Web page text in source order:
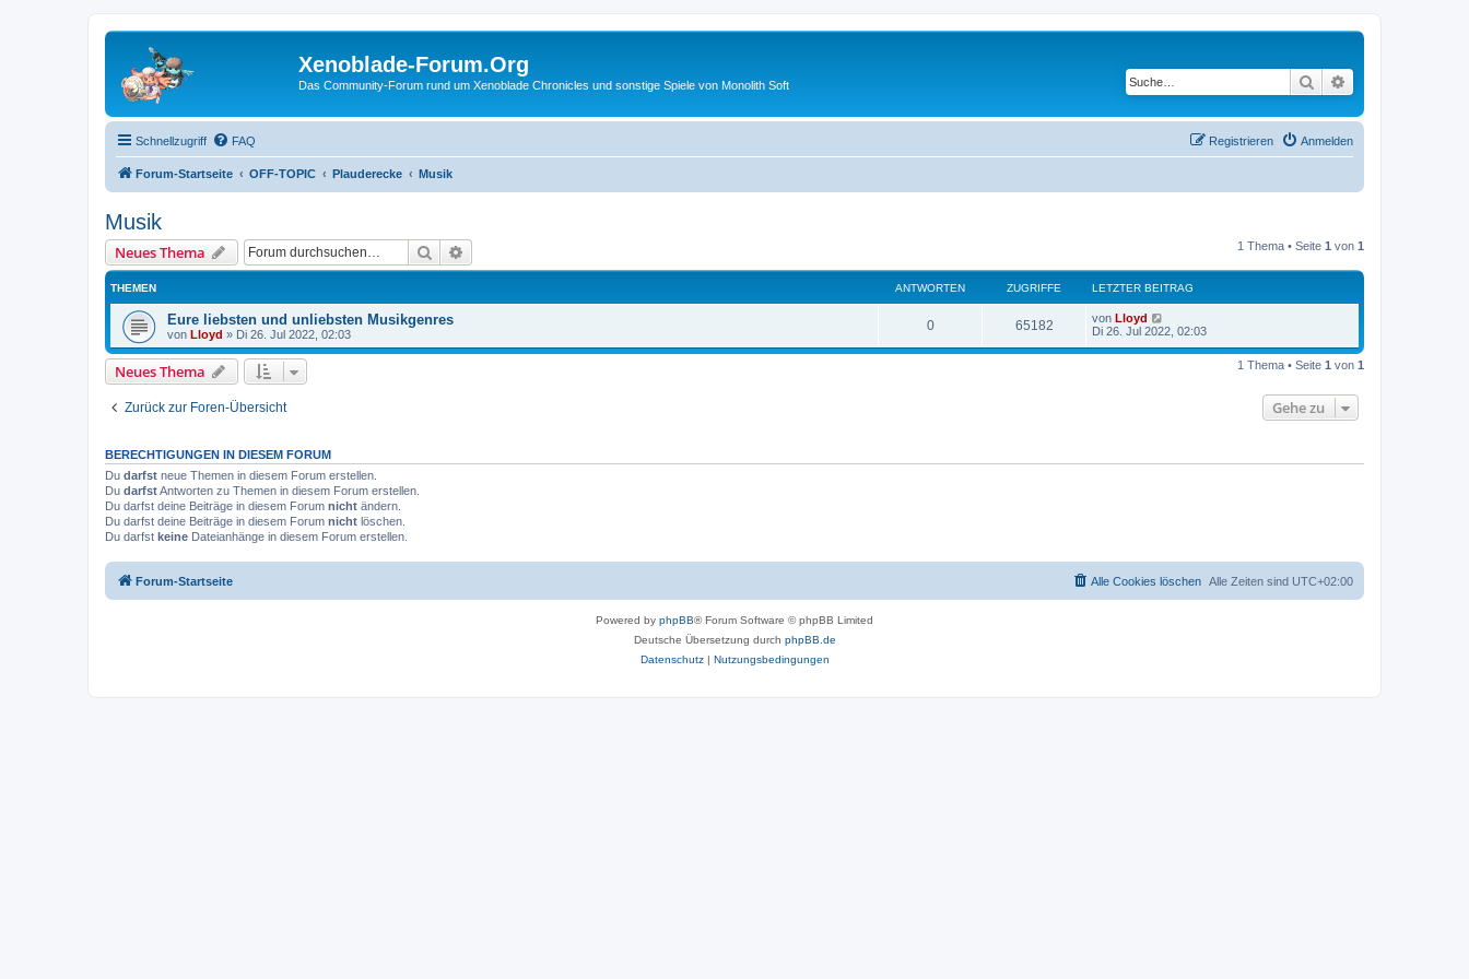
Xenoblade-Forum.Org
Das Community-Forum rund um Xenoblade Chronicles und sonstige Spiele von Monolith Soft Suche
Schnellzugriff FAQ Anmelden
Registrieren
Forum-Startseite OFF-TOPIC Plauderecke Musik
Musik
Neues Thema Suche 1 Thema • Seite 1 von 1
THEMEN ANTWORTEN ZUGRIFFE LETZTER BEITRAG
Eure liebsten und unliebsten Musikgenres
von Lloyd » Di 26. Jul 2022, 02:03
0 65182 von Lloyd
Di 26. Jul 2022, 02:03
Neues Thema 1 Thema • Seite 1 von 1
Zurück zur Foren-Übersicht Gehe zu
BERECHTIGUNGEN IN DIESEM FORUM
Du darfst neue Themen in diesem Forum erstellen.
Du darfstAntworten zu Themen in diesem Forum erstellen.
Du darfst deine Beiträge in diesem Forum nicht ändern.
Du darfst deine Beiträge in diesem Forum nicht löschen.
Du darfst keine Dateianhänge in diesem Forum erstellen.
Forum-Startseite Alle Zeiten sind UTC+02:00
Alle Cookies löschen
Powered by phpBB® Forum Software © phpBB Limited
Deutsche Übersetzung durch phpBB.de
Datenschutz| Nutzungsbedingungen